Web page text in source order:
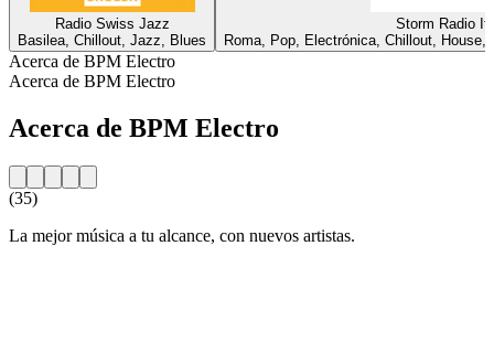
Radio Swiss Jazz
Basilea, Chillout, Jazz, Blues
Storm Radio
Roma, Pop, Electrónica, Chillout,
Acerca de BPM Electro
Acerca de BPM Electro
Acerca de BPM Electro
(35)
La mejor música a tu alcance, con nuevos artistas.